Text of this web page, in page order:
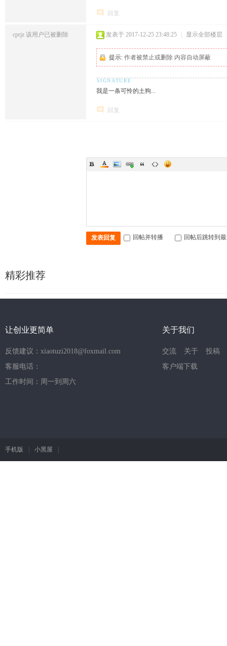
回复
cprjz 该用户已被删除 发表于 2017-12-25 23:48:25 | 显示全部楼层
提示: 作者被禁止或删除 内容自动屏蔽
我是一条可怜的土狗...
回复
发表回复 回帖并转播 回帖后跳转到
精彩推荐
让创业更简单
反馈建议：xiaotuzi2018@foxmail.com
客服电话：
工作时间：周一到周六
关于我们
交流 关于
投稿
客户端下载
手机版 | 小黑屋 |